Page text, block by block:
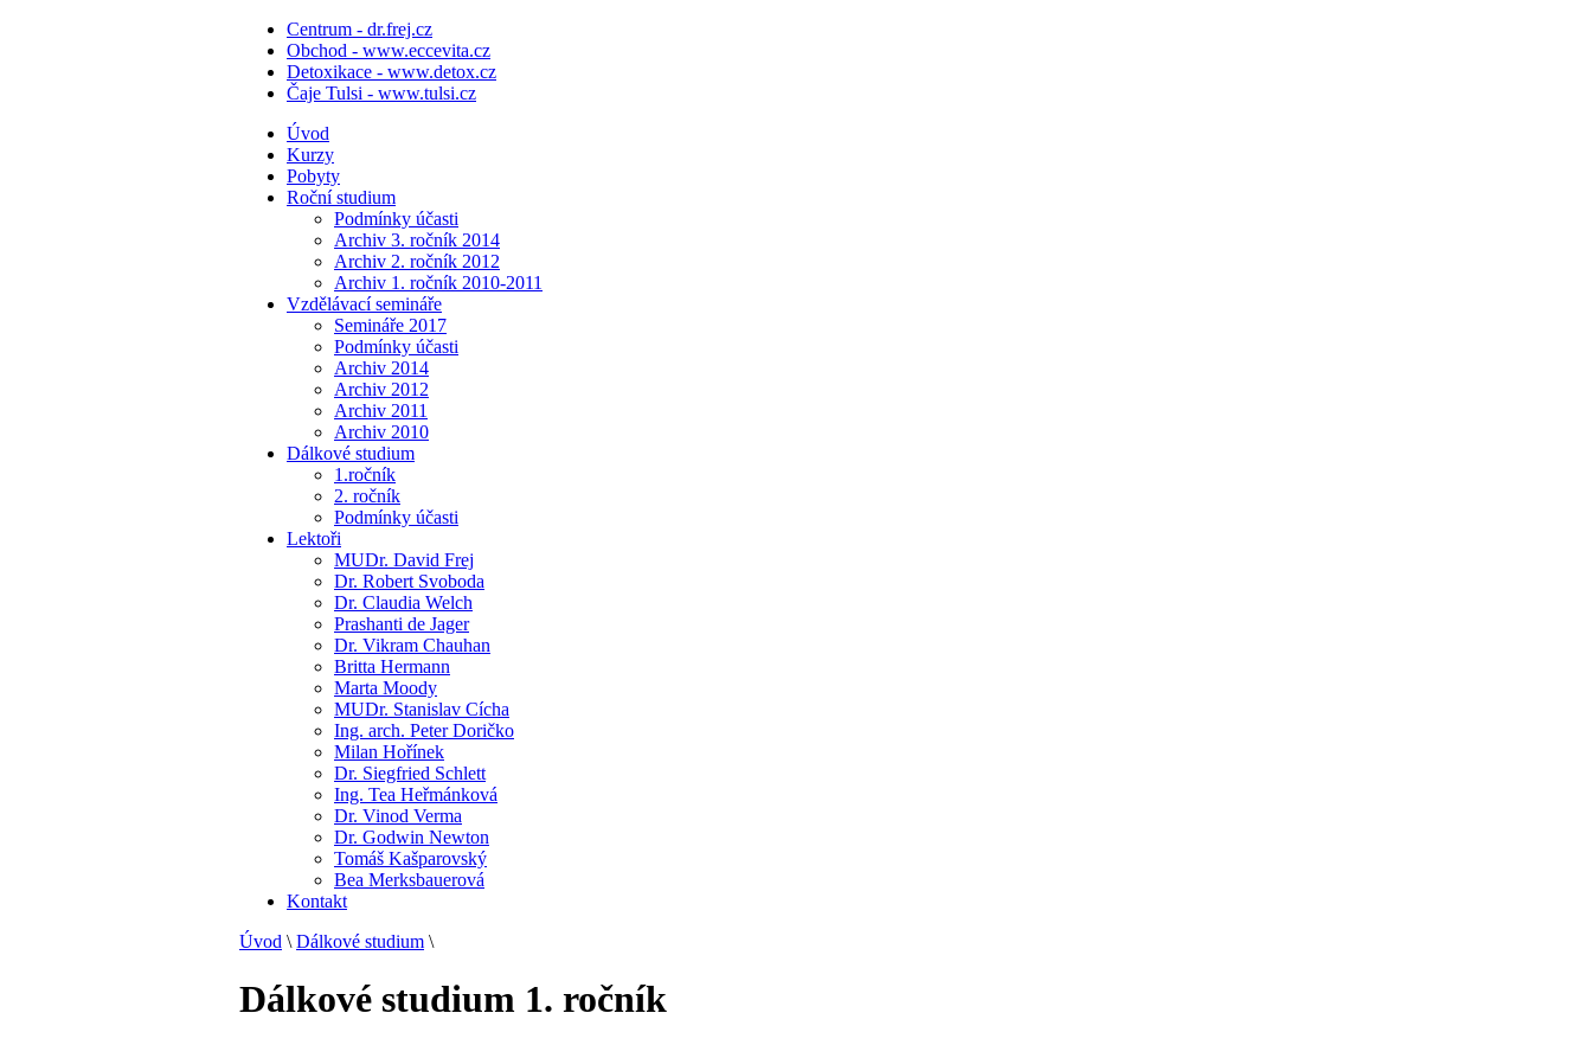
Centrum - dr.frej.cz
Obchod - www.eccevita.cz
Detoxikace - www.detox.cz
Čaje Tulsi - www.tulsi.cz
Úvod
Kurzy
Pobyty
Roční studium
Podmínky účasti
Archiv 3. ročník 2014
Archiv 2. ročník 2012
Archiv 1. ročník 2010-2011
Vzdělávací semináře
Semináře 2017
Podmínky účasti
Archiv 2014
Archiv 2012
Archiv 2011
Archiv 2010
Dálkové studium
1.ročník
2. ročník
Podmínky účasti
Lektoři
MUDr. David Frej
Dr. Robert Svoboda
Dr. Claudia Welch
Prashanti de Jager
Dr. Vikram Chauhan
Britta Hermann
Marta Moody
MUDr. Stanislav Cícha
Ing. arch. Peter Doričko
Milan Hořínek
Dr. Siegfried Schlett
Ing. Tea Heřmánková
Dr. Vinod Verma
Dr. Godwin Newton
Tomáš Kašparovský
Bea Merksbauerová
Kontakt
Úvod \ Dálkové studium \
Dálkové studium 1. ročník